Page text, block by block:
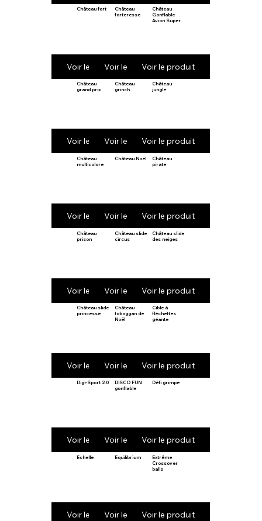
Château fort
Voir le produit
Château
forteresse
Voir le produit
Château
Gonflable
Avion Super
Voir le produit
Château
grand prix
Voir le produit
Château
grinch
Voir le produit
Château
jungle
Voir le produit
Château
multicolore
Voir le produit
Château Noël
Voir le produit
Château
pirate
Voir le produit
Château
prison
Voir le produit
Château slide
circus
Voir le produit
Château slide
des neiges
Voir le produit
Château slide
princesse
Voir le produit
Château
toboggan de
Noël
Voir le produit
Cible à
fléchettes
géante
Voir le produit
Digi-Sport 2.0
Voir le produit
DISCO FUN
gonflable
Voir le produit
Défi grimpe
Voir le produit
Echelle
Voir le produit
Equilibrium
Voir le produit
Extrême
Crossover
balls
Voir le produit